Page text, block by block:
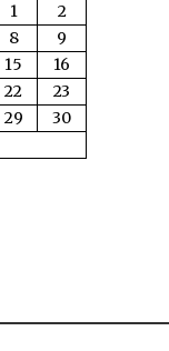
1
2
8
9
15
16
22
23
29
30